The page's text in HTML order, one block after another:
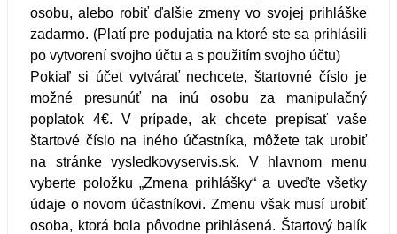
osobu, alebo robiť ďalšie zmeny vo svojej prihláške
zadarmo. (Platí pre podujatia na ktoré ste sa prihlásili
po vytvorení svojho účtu a s použitím svojho účtu)
Pokiaľ si účet vytvárať nechcete, štartovné číslo je
možné presunúť na inú osobu za manipulačný
poplatok 4€. V prípade, ak chcete prepísať vaše
štartové číslo na iného účastníka, môžete tak urobiť
na stránke vysledkovyservis.sk. V hlavnom menu
vyberte položku „Zmena prihlášky“a uveďte všetky
údaje o novom účastníkovi. Zmenu však musí urobiť
osoba, ktorá bola pôvodne prihlásená. Štartový balík